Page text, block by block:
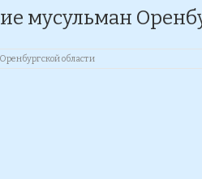
мусульман
области